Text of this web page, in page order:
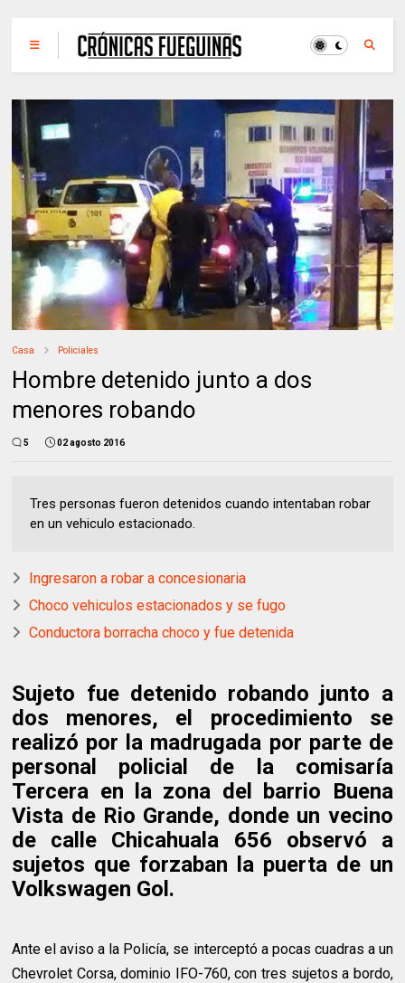
Casa Policiales
Hombre detenido junto a dos
menores robando
5 02 agosto 2016
Tres personas fueron detenidos cuando intentaban robar
en un vehiculo estacionado.
Ingresaron a robar a concesionaria
Choco vehiculos estacionados y se fugo
Conductora borracha choco y fue detenida
Sujeto fue detenido robando junto a
dos menores, el procedimiento se
realizó por la madrugada por parte de
personal policial de la comisaría
Tercera en la zona del barrio Buena
Vista de Rio Grande, donde un vecino
de calle Chicahuala 656 observó a
sujetos que forzaban la puerta de un
Volkswagen Gol.
Ante el aviso a la Policía, se interceptó a pocas cuadras a un
Chevrolet Corsa, dominio IFO-760, con tres sujetos a bordo,